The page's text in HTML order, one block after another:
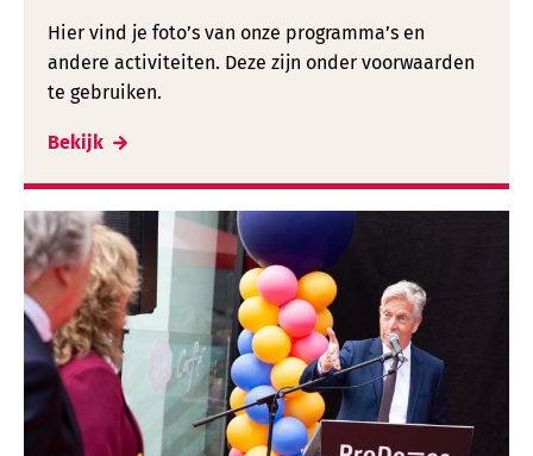
Hier vind je foto’s van onze programma’s en
andere activiteiten. Deze zijn onder voorwaarden
te gebruiken.
Bekijk